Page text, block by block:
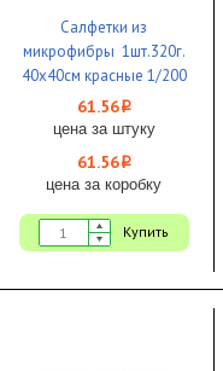
Салфетки из
микрофибры 1шт.320г.
40х40см красные 1/200
61.56i
цена за штуку
61.56i
цена за коробку
Купить